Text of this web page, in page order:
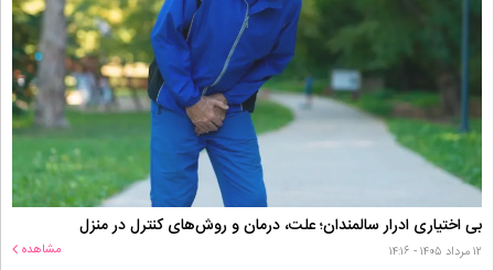
بی اختیاری ادرار سالمندان؛ علت، درمان و روش‌های کنترل در منزل
۱۲ مرداد ۱۴۰۵ - ۱۴:۱۶ مشاهده